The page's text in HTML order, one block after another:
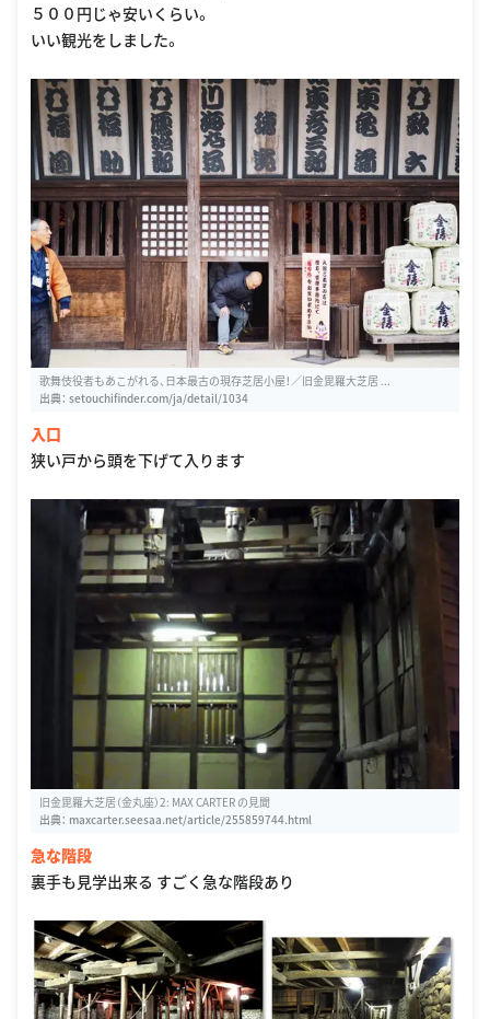
５００円じゃ安いくらい。
いい観光をしました。
歌舞伎役者もあこがれる、日本最古の現存芝居小屋！／旧金毘羅大芝居 ...
出典： setouchifinder.com/ja/detail/1034
入口
狭い戸から頭を下げて入ります
旧金毘羅大芝居（金丸座）2: MAX CARTER の見聞
出典： maxcarter.seesaa.net/article/255859744.html
急な階段
裏手も見学出来る すごく急な階段あり